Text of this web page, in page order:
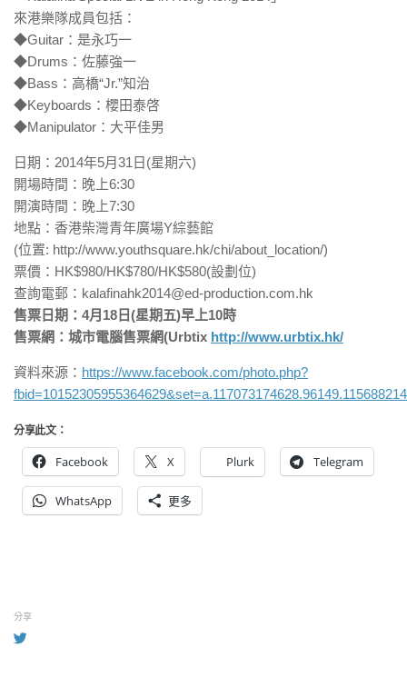
來港樂隊成員包括：
◆Guitar：是永巧一
◆Drums：佐藤強一
◆Bass：高橋“Jr.”知治
◆Keyboards：櫻田泰啓
◆Manipulator：大平佳男
日期：2014年5月31日(星期六)
開場時間：晚上6:30
開演時間：晚上7:30
地點：香港柴灣青年廣場Y綜藝館
(位置: http://www.youthsquare.hk/chi/about_location/)
票價：HK$980/HK$780/HK$580(設劃位)
查詢電郵： kalafinahk2014@ed-production.com.hk
售票日期：4月18日(星期五)早上10時
售票網：城市電腦售票網(Urbtix http://www.urbtix.hk/
資料來源： https://www.facebook.com/photo.php?
分享此文：
Facebook X Plurk Telegram
WhatsApp 更多
分享